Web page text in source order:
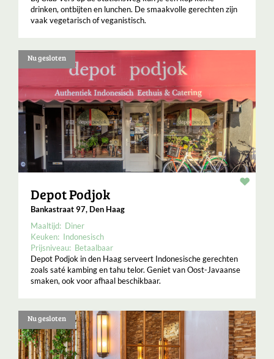
drinken, ontbijten en lunchen. De smaakvolle gerechten zijn
vaak vegetarisch of veganistisch.
Nu gesloten
Depot Podjok
Bankastraat 97, Den Haag
Maaltijd: Diner
Keuken: Indonesisch
Prijsniveau: Betaalbaar
Depot Podjok in den Haag serveert Indonesische gerechten
zoals saté kambing en tahu telor. Geniet van Oost-Javaanse
smaken, ook voor afhaal beschikbaar.
Nu gesloten